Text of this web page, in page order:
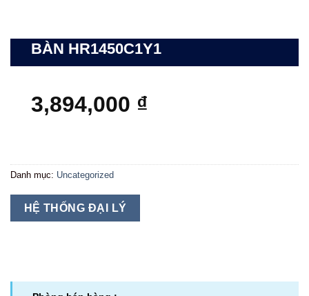
BÀN HR1450C1Y1
3,894,000 ₫
Danh mục: Uncategorized
HỆ THỐNG ĐẠI LÝ